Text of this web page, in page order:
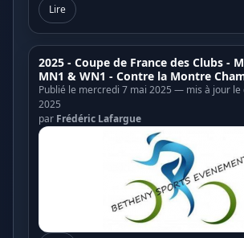
Lire
2025 - Coupe de France des Clubs -
MN1 & WN1 - Contre la Montre
Publié le mercredi 7 mai 2025 — mis à jour le
2025
par Frédéric Lafargue